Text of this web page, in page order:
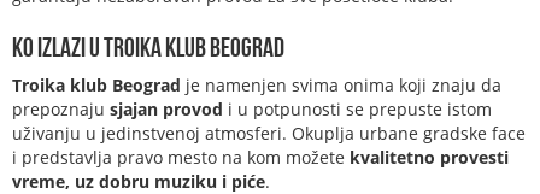
Ko izlazi u Troika klub Beograd
Troika klub Beograd je namenjen svima onima koji znaju da
prepoznaju sjajan provod i u potpunosti se prepuste istom
uživanju u jedinstvenoj atmosferi. Okuplja urbane gradske face
i predstavlja pravo mesto na kom možete kvalitetno provesti
vreme, uz dobru muziku i piće.